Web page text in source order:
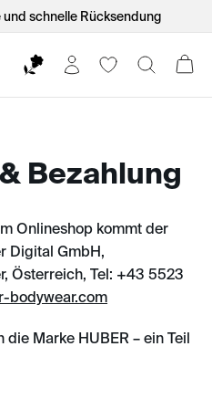
und schnelle Rücksendung
Bezahlung
Onlineshop kommt der
Digital GmbH,
Österreich, Tel: +43 5523
bodywear.com
Marke HUBER – ein Teil